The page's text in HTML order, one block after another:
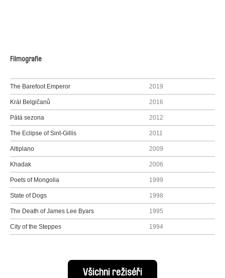
Filmografie
The Barefoot Emperor 2019
Král Belgičanů 2016
Pátá sezona 2012
The Eclipse of Sint-Gillis 2011
Altiplano 2009
Khadak 2006
Poets of Mongolia 1999
State of Dogs 1998
The Death of James Lee Byars 1995
City of the Steppes 1994
Všichni režiséři